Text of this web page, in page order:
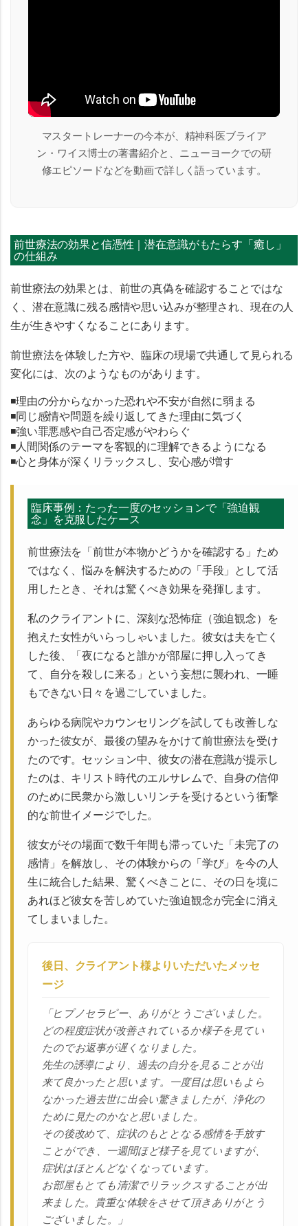
マスタートレーナーの今本が、精神科医ブライア
ン・ワイス博士の著書紹介と、ニューヨークでの研
修エピソードなどを動画で詳しく語っています。
前世療法の効果と信憑性｜潜在意識がもたらす「癒し」
の仕組み
前世療法の効果とは、 前世の真偽を確認することではな
く、潜在意識に残る感情や思い込みが整理され、現在の人
生が生きやすくなることにあります。
前世療法を体験した方や、臨床の現場で共通して見られる
変化には、次のようなものがあります。
◾️理由の分からなかった恐れや不安が自然に弱まる
◾️同じ感情や問題を繰り返してきた理由に気づく
◾️強い罪悪感や自己否定感がやわらぐ
◾️人間関係のテーマを客観的に理解できるようになる
◾️心と身体が深くリラックスし、安心感が増す
臨床事例：たった一度のセッションで「強迫観
念」を克服したケース
前世療法を「前世が本物かどうかを確認する」ため
ではなく、悩みを解決するための「手段」 として活
用したとき、それは驚くべき効果を発揮します。
私のクライアントに、深刻な恐怖症（強迫観念）を
抱えた女性がいらっしゃいました。彼女は夫を亡く
した後、
「夜になると誰かが部屋に押し入ってき
て、自分を殺しに来る」 という妄想に襲われ、一睡
もできない日々を過ごしていました。
あらゆる病院やカウンセリングを試しても改善しな
かった彼女が、最後の望みをかけて前世療法を受け
たのです。セッション中、彼女の潜在意識が提示し
たのは、 キリスト時代のエルサレムで、自身の信仰
のために民衆から激しいリンチを受けるという衝撃
的な前世イメージでした。
彼女がその場面で数千年間も滞っていた「未完了の
感情」を解放し、その体験からの「学び」を今の人
生に統合した結果、 驚くべきことに、その日を境に
あれほど彼女を苦しめていた強迫観念が完全に消え
てしまいました。
後日、クライアント様よりいただいたメッセ
ージ
「ヒプノセラピー、ありがとうございました。
どの程度症状が改善されているか様子を見てい
たのでお返事が遅くなりました。
先生の誘導により、過去の自分を見ることが出
来て良かったと思います。一度目は思いもよら
なかった過去世に出会い驚きましたが、浄化の
ために見たのかなと思いました。
その後改めて、症状のもととなる感情を手放す
ことができ、
一週間ほど様子を見ていますが、
症状はほとんどなくなっています。
お部屋もとても清潔でリラックスすることが出
来ました。貴重な体験をさせて頂きありがとう
ございました。」